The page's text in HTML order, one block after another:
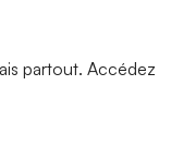
partout. Accédez